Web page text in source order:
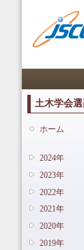
土木学会
ホーム
2024年
2023年
2022年
2021年
2020年
2019年